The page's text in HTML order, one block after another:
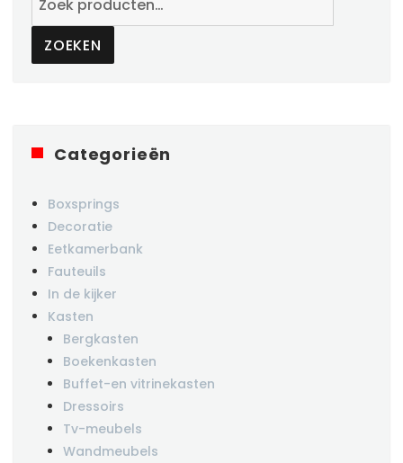
ZOEKEN
Categorieën
Boxsprings
Decoratie
Eetkamerbank
Fauteuils
In de kijker
Kasten
Bergkasten
Boekenkasten
Buffet-en vitrinekasten
Dressoirs
Tv-meubels
Wandmeubels